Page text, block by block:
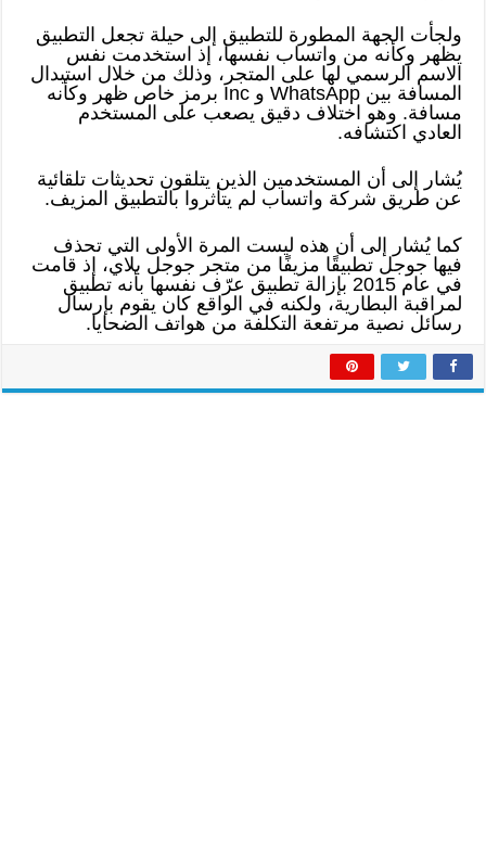
ولجأت الجهة المطورة للتطبيق إلى حيلة تجعل التطبيق
يظهر وكأنه من واتساب نفسها، إذ استخدمت نفس
الاسم الرسمي لها على المتجر، وذلك من خلال استبدال
المسافة بين WhatsApp و Inc برمز خاص ظهر وكأنه
مسافة. وهو اختلاف دقيق يصعب على المستخدم
العادي اكتشافه.
يُشار إلى أن المستخدمين الذين يتلقون تحديثات تلقائية
عن طريق شركة واتساب لم يتأثروا بالتطبيق المزيف.
كما يُشار إلى أن هذه ليست المرة الأولى التي تحذف
فيها جوجل تطبيقًا مزيفًا من متجر جوجل بلاي، إذ قامت
في عام 2015 بإزالة تطبيق عرّف نفسها بأنه تطبيق
لمراقبة البطارية، ولكنه في الواقع كان يقوم بإرسال
رسائل نصية مرتفعة التكلفة من هواتف الضحايا.